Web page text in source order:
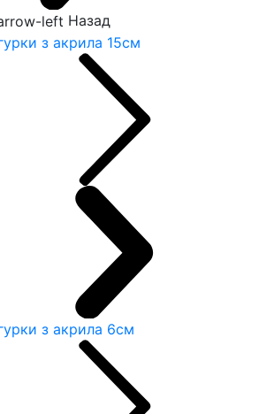
Назад
з акрила 15см
з акрила 6см